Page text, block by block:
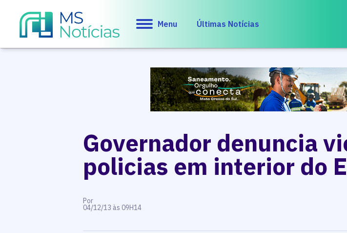
Menu Últimas Notícias
Governador denuncia
policias em interior do
Por
04/12/13 às 09H14